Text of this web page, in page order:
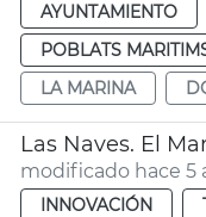
AYUNTAMIENTO
POBLATS
LA MARINA
Las Naves. El
modificado hace 5
INNOVACIÓN